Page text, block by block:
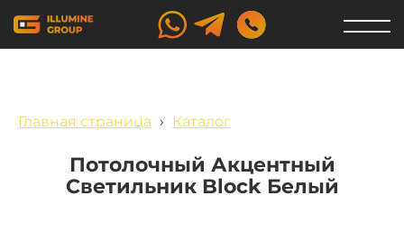
Главная страница › Каталог
Потолочный Акцентный
Светильник Block Белый